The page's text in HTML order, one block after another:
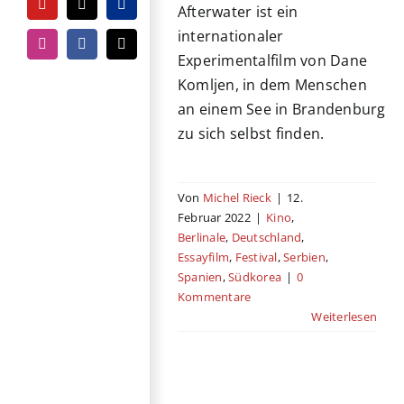
YouTubeTiktokPayPal
InstagramFacebook
E-
Mail
Afterwater ist ein
internationaler
Experimentalfilm von Dane
Komljen, in dem Menschen
an einem See in Brandenburg
zu sich selbst finden.
Von Michel Rieck | 12.
Februar 2022 | Kino,
Berlinale, Deutschland,
Essayfilm, Festival,Serbien,
Spanien,Südkorea | 0
Kommentare
Weiterlesen